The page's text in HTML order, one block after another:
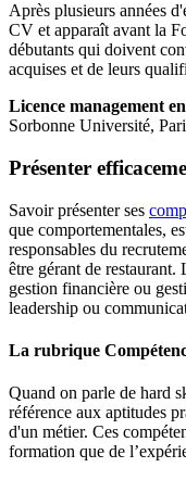
Après plusieurs années
CV et apparaît avant la
débutants qui doivent
acquises et de leurs
Licence management
Sorbonne Université,
Présenter
Savoir présenter ses
que comportementales,
responsables du
être gérant de
gestion financière ou
leadership ou
La rubrique
Quand on parle de hard
référence aux aptitudes
d'un métier. Ces
formation que de